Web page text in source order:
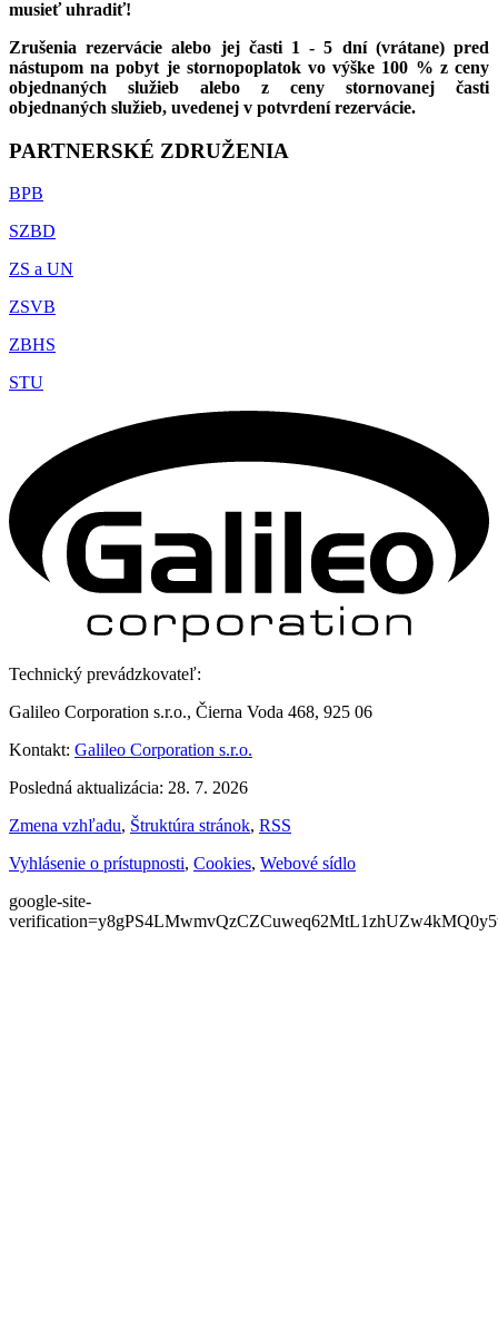
musieť uhradiť!
Zrušenia rezervácie alebo jej časti 1 - 5 dní (vrátane) pred
nástupom na pobyt je stornopoplatok vo výške 100 % z ceny
objednaných služieb alebo z ceny stornovanej časti
objednaných služieb, uvedenej v potvrdení rezervácie.
PARTNERSKÉ ZDRUŽENIA
BPB
SZBD
ZS a UN
ZSVB
ZBHS
STU
Technický prevádzkovateľ:
Galileo Corporation s.r.o., Čierna Voda 468, 925 06
Kontakt: Galileo Corporation s.r.o.
Posledná aktualizácia: 28. 7. 2026
Zmena vzhľadu, Štruktúra stránok, RSS
Vyhlásenie o prístupnosti, Cookies, Webové sídlo
google-site-